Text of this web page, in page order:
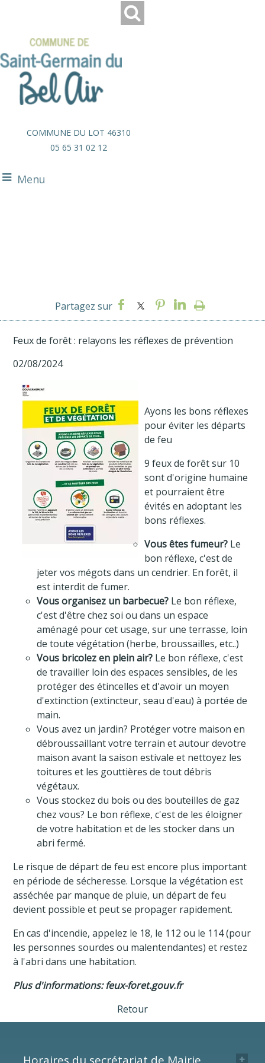
COMMUNE DU LOT 46310
05 65 31 02 12
Menu
Feux de forêt : relayons les réflexes de prévention
02/08/2024
Ayons les bons réflexes
pour éviter les départs
de feu
9 feux de forêt sur 10
sont d'origine humaine
et pourraient être
évités en adoptant les
bons réflexes.
Vous êtes fumeur? Le
bon réflexe, c'est de
jeter vos mégots dans un cendrier. En forêt, il
est interdit de fumer.
Vous organisez un barbecue? Le bon réflexe,
c'est d'être chez soi ou dans un espace
aménagé pour cet usage, sur une terrasse, loin
de toute végétation (herbe, broussailles, etc..)
Vous bricolez en plein air? Le bon réflexe, c'est
de travailler loin des espaces sensibles, de les
protéger des étincelles et d'avoir un moyen
d'extinction (extincteur, seau d'eau) à portée de
main.
Vous avez un jardin? Protéger votre maison en
débroussaillant votre terrain et autour devotre
maison avant la saison estivale et nettoyez les
toitures et les gouttières de tout débris
végétaux.
Vous stockez du bois ou des bouteilles de gaz
chez vous? Le bon réflexe, c'est de les éloigner
de votre habitation et de les stocker dans un
abri fermé.
Le risque de départ de feu est encore plus important
en période de sécheresse. Lorsque la végétation est
asséchée par manque de pluie, un départ de feu
devient possible et peut se propager rapidement.
En cas d'incendie, appelez le 18, le 112 ou le 114 (pour
les personnes sourdes ou malentendantes) et restez
à l'abri dans une habitation.
Plus d'informations: feux-foret.gouv.fr
Retour